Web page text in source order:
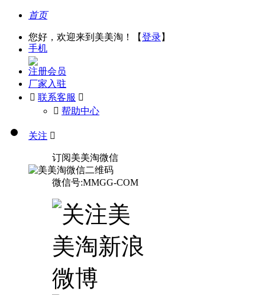
首页
您好，欢迎来到美美淘！【登录】
手机
注册会员
厂家入驻
 联系客服 
󰅃 帮助中心
关注 
订阅美美淘微信
微信号:MMGG-COM